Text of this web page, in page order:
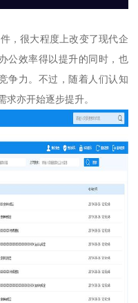
，很大程度上改变了现代企
公效率得以提升的同时，也
争力。不过，随着人们认知
求亦开始逐步提升。